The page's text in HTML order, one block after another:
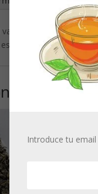
vapor, procesado
la hoja y más tiempo
Introduce tu email